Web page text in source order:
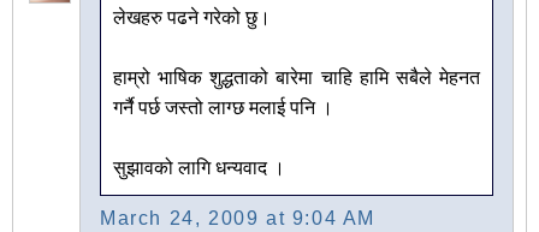
लेखहरु पढने गरेको छु।
हाम्रो भाषिक शुद्धताको बारेमा चाहि हामि सबैले मेहनत
गर्नै पर्छ जस्तो लाग्छ मलाई पनि ।
सुझावको लागि धन्यवाद ।
March 24, 2009 at 9:04 AM